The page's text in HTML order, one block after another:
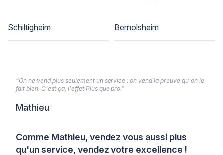
Schiltigheim Bernolsheim
Comme Mathieu, vendez vous aussi plus
qu'un service, vendez votre excellence !
“On ne vend plus seulement un service : on vend la preuve qu'on le
fait bien. C'est ça, l'effet Plus que pro.”
Mathieu